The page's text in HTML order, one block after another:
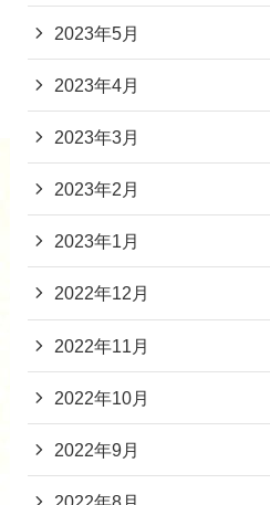
2023年5月
2023年4月
2023年3月
2023年2月
2023年1月
2022年12月
2022年11月
2022年10月
2022年9月